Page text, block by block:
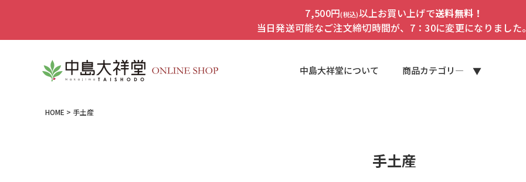
7,500円(税込)以上お買い上げで送料無料！
当日発送可能なご注文締切時間が、7：30に変更になりました。
中島大祥堂について 商品カテゴリ―
HOME 手土産
手土産